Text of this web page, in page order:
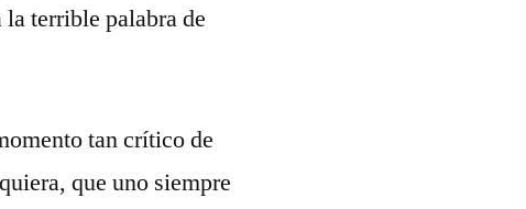
terrible palabra de
tan crítico de
que uno siempre